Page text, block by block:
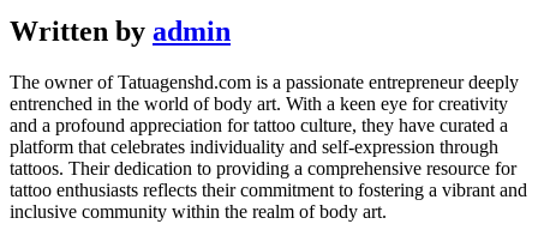
Written by admin
The owner of Tatuagenshd.com is a passionate entrepreneur deeply
entrenched in the world of body art. With a keen eye for creativity
and a profound appreciation for tattoo culture, they have curated a
platform that celebrates individuality and self-expression through
tattoos. Their dedication to providing a comprehensive resource for
tattoo enthusiasts reflects their commitment to fostering a vibrant and
inclusive community within the realm of body art.